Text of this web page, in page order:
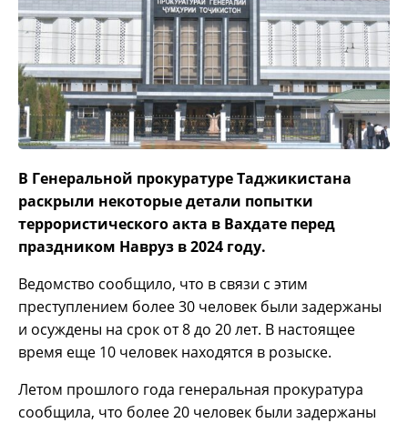
В Генеральной прокуратуре Таджикистана
раскрыли некоторые детали попытки
террористического акта в Вахдате перед
праздником Навруз в 2024 году.
Ведомство сообщило, что в связи с этим
преступлением более 30 человек были задержаны
и осуждены на срок от 8 до 20 лет. В настоящее
время еще 10 человек находятся в розыске.
Летом прошлого года генеральная прокуратура
сообщила, что более 20 человек были задержаны